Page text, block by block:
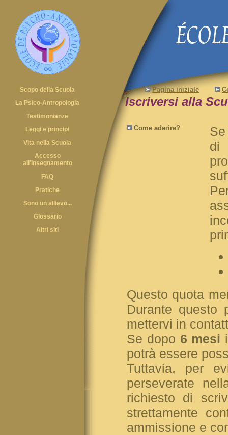
Pagina iniziale
Iscriversi alla
Come aderire?
di
Questo quota
Durante questo
mettervi in
Se dopo 6 mesi
potrà essere
Tuttavia, per
perseverate
richiesto di
strettamente
ammissione e
Scopo della Scuola
La Psico-Antropologia
Testimonianze
Leggi e principi
Vita nella Scuola
Accesso
all'Insegnamento
FAQ
Pratiche
Sono un allievo...
Glossario
Altri siti